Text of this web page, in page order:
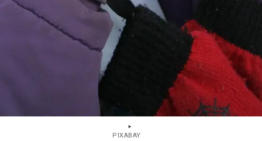
PIXABAY